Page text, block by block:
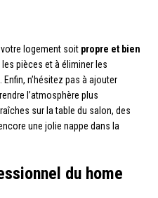
logement soit propre et bien
les pièces et à éliminer les
n’hésitez pas à ajouter
l’atmosphère plus
sur la table du salon, des
une jolie nappe dans la
du home